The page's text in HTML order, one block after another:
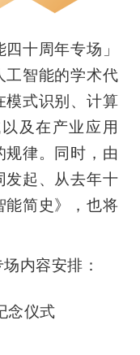
十周年专场」
工智能的学术代
模式识别、计算
及在产业应用
律。同时，由
发起、从去年十
能简史》，也将
内容安排：
念仪式